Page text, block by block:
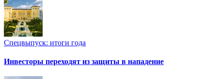
Спецвыпуск: итоги года
Инвесторы переходят из защиты в нападение